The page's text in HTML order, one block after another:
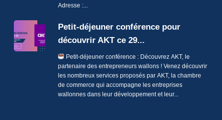
Adresse :...
Petit-déjeuner conférence pour
découvrir AKT ce 29...
Petit-déjeuner conférence : Découvrez AKT, le
partenaire des entrepreneurs wallons ! Venez découvrir
les nombreux services proposés par AKT, la chambre
de commerce qui accompagne les entreprises
wallonnes dans leur développement et leur...